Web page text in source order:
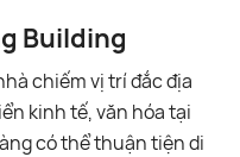
Building
chiếm vị trí đắc địa
kinh tế, văn hóa tại
có thể thuận tiện di